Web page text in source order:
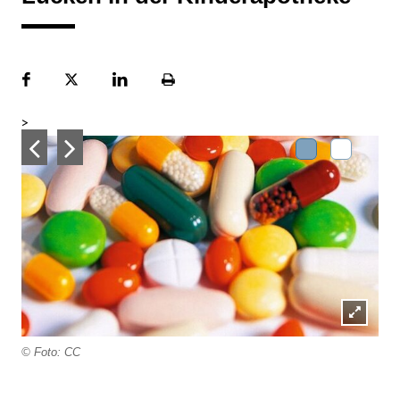
FacebookPlattformLinekdInSeite
>
Lightbox
© Foto: CC